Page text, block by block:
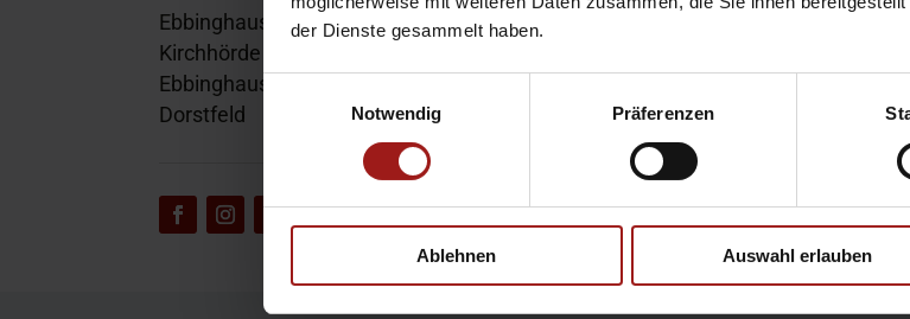
der Dienste gesammelt haben.
Einwilligungsauswahl
Notwendig
Präferenzen
Ablehnen Auswahl erlauben
Ebbinghaus am Tierpark – Dortmund
Kirchhörde
Ebbinghaus Autozentrum – Dortmund
Dorstfeld